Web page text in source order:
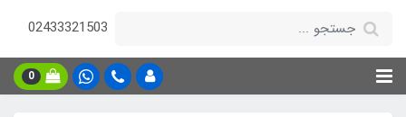
02433321503
0